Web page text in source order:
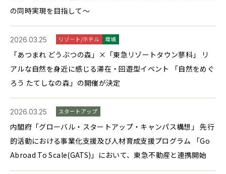
の同時実現を目指して～
2026.03.25 リゾート/ホテル 環境
「あつまれ どうぶつの森」×「東急リゾートタウン蓼科」 リ
アルな自然を身近に感じる滞在・回遊型イベント 「自然をめぐ
ろう たてしなの森」の開催が決定
2026.03.25 スタートアップ
内閣府「グローバル・スタートアップ・キャンパス構想」 先行
的活動における事業化支援及び人材育成支援プログラム 「Go
Abroad To Scale(GATS)」において、東急不動産と連携開始